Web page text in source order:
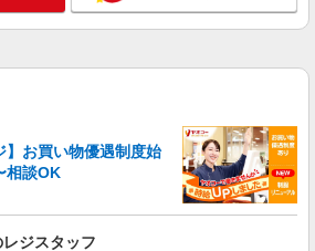
間帯による） 時給1230円〜 18時以降：時
円〜 ★土曜＋100円 ★日・祝＋100円 ※ア
トさんの時給や募集内容はお問い合わせく
玉県川越市山田2042-1
詳細を見る
】お買い物優遇制度始
相談OK
ジスタッフ